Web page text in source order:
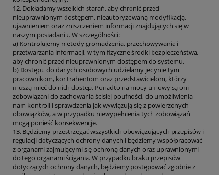
12. Dokładamy wszelkich starań, aby chronić przed
nieuprawnionym dostępem, nieautoryzowaną modyfikacją,
ujawnieniem oraz zniszczeniem informacji znajdujących się w
naszym posiadaniu. W szczególności:
a) Kontrolujemy metody gromadzenia, przechowywania i
przetwarzania informacji, w tym fizyczne środki bezpieczeństwa,
aby chronić przed nieuprawnionym dostępem do systemu.
b) Dostępu do danych osobowych udzielamy jedynie tym
pracownikom, kontrahentom oraz przedstawicielom, którzy
muszą mieć do nich dostęp. Ponadto na mocy umowy są oni
zobowiązani do zachowania ścisłej poufności, do umożliwienia
nam kontroli i sprawdzenia jak wywiązują się z powierzonych
obowiązków, a w przypadku niewypełnienia tych zobowiązań
mogą ponieść konsekwencje.
13. Będziemy przestrzegać wszystkich obowiązujących przepisów i
regulacji dotyczących ochrony danych i będziemy współpracować
z organami zajmującymi się ochroną danych oraz uprawnionymi
do tego organami ścigania. W przypadku braku przepisów
dotyczących ochrony danych, będziemy postępować zgodnie z